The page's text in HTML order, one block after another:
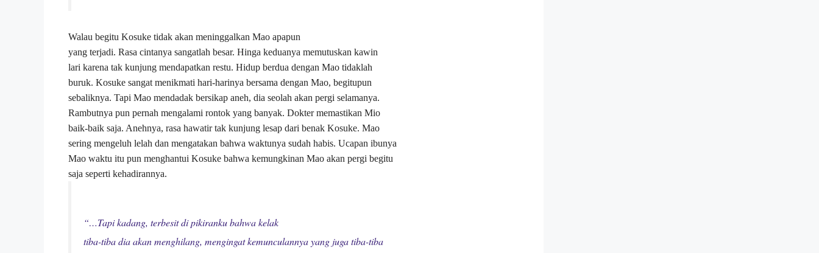
Walau begitu Kosuke tidak akan meninggalkan Mao apapun
yang terjadi. Rasa cintanya sangatlah besar. Hinga keduanya memutuskan kawin
lari karena tak kunjung mendapatkan restu. Hidup berdua dengan Mao tidaklah
buruk. Kosuke sangat menikmati hari-harinya bersama dengan Mao, begitupun
sebaliknya. Tapi Mao mendadak bersikap aneh, dia seolah akan pergi selamanya.
Rambutnya pun pernah mengalami rontok yang banyak. Dokter memastikan Mio
baik-baik saja. Anehnya, rasa hawatir tak kunjung lesap dari benak Kosuke. Mao
sering mengeluh lelah dan mengatakan bahwa waktunya sudah habis. Ucapan ibunya
Mao waktu itu pun menghantui Kosuke bahwa kemungkinan Mao akan pergi begitu
saja seperti kehadirannya.
“…Tapi kadang, terbesit di pikiranku bahwa kelak
tiba-tiba dia akan menghilang, mengingat kemunculannya yang juga tiba-tiba